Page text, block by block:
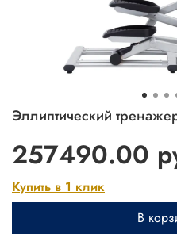
Эллиптический
257490.00
Купить в 1 клик
В